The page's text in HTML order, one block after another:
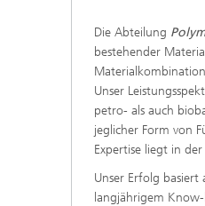
Die Abteilung
bestehender
Unser
petro- als auch
jeglicher Form von
Expertise liegt in
Unser Erfolg
langjährigem